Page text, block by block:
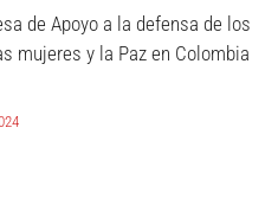
de Apoyo a la defensa de los
mujeres y la Paz en Colombia